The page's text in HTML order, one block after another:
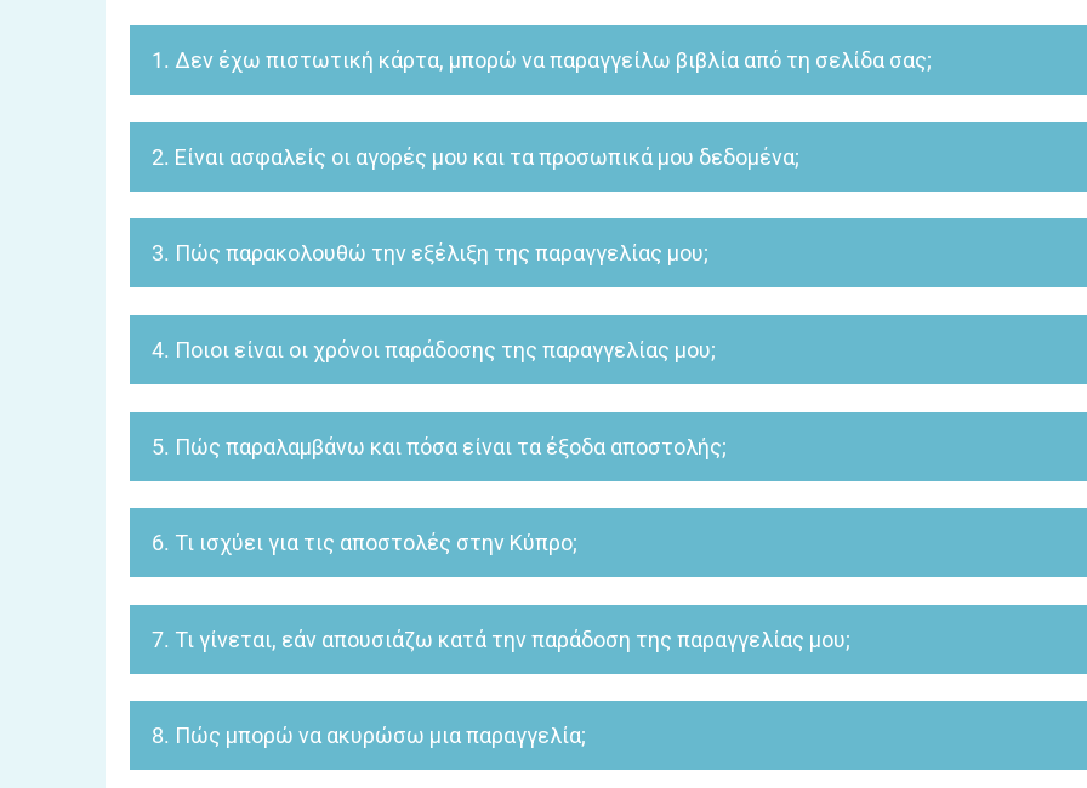
1. Δεν έχω πιστωτική κάρτα, μπορώ να παραγγείλω βιβλία από τη σελίδα σας;
Φυσικά! Υπάρχει η δυνατότητα δωρεάν αντικαταβολής, αλλά και η δυνατότητα πληρωμής μέσω χρεωστικής κάρτας.
τρόπους πληρωμής, πατήστε
εδώ
2. Είναι ασφαλείς οι αγορές μου και τα προσωπικά μου δεδομένα;
Οι αγορές σας πραγματοποιούνται σε ασφαλές περιβάλλον πληρωμών της τράπεζας Πειραιώς. Όσον αφορά τα
κατάλληλες πρακτικές συλλογής, αποθήκευσης και επεξεργασίας αυτών, καθώς και μέτρα ασφαλείας για την
την πολιτική απορρήτου, μπορείτε να βρείτεεδώ .
3. Πώς παρακολουθώ την εξέλιξη της παραγγελίας μου;
Με την αποστολή της παραγγελίας σας λαμβάνετε ενημερωτικό e-mail, στο οποίο αναφέρεται ότι η παραγγελία σας
την ώρα παράδοσης και ακολουθεί ο τρόπος εντοπισμού της παραγγελίας μέσω του αριθμού αποστολής (voucher) του
4. Ποιοι είναι οι χρόνοι παράδοσης της παραγγελίας μου;
Ο χρόνος παράδοσης της παραγγελίας σας είναι 1-2 εργάσιμες ημέρες, εφόσον το προϊόν που παραγγείλατε είναι
5. Πώς παραλαμβάνω και πόσα είναι τα έξοδα αποστολής;
Η παράδοση της παραγγελίας σας γίνεται από την ACS Courier είτε στη διεύθυνση που έχετε δηλώσει, είτε με
εξυπηρετεί. Δεν υπάρχει χρέωση εξόδων αποστολής, ανεξαρτήτως κόστους παραγγελίας.
6. Τι ισχύει για τις αποστολές στην Κύπρο;
Τα έξοδα αποστολής είναι δωρεάν και για τις αποστολές στην Κύπρο. H παράδοση της παραγγελίας γίνεται εντός 1-
παραγγείλατε είναι διαθέσιμο στην αποθήκη της Λευκωσίας. Για περισσότερες πληροφορίες, παρακαλούμε
7. Τι γίνεται, εάν απουσιάζω κατά την παράδοση της παραγγελίας μου;
Σε περίπτωση απουσίας σας, η εταιρεία μεταφοράς επικοινωνεί μαζί σας τηλεφωνικά ή μέσω γραπτού μηνύματος,
παράδοσης.
8. Πώς μπορώ να ακυρώσω μια παραγγελία;